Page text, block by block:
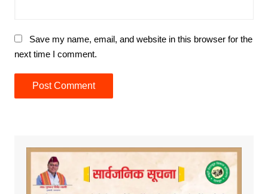
Save my name, email, and website in this browser for the
next time I comment.